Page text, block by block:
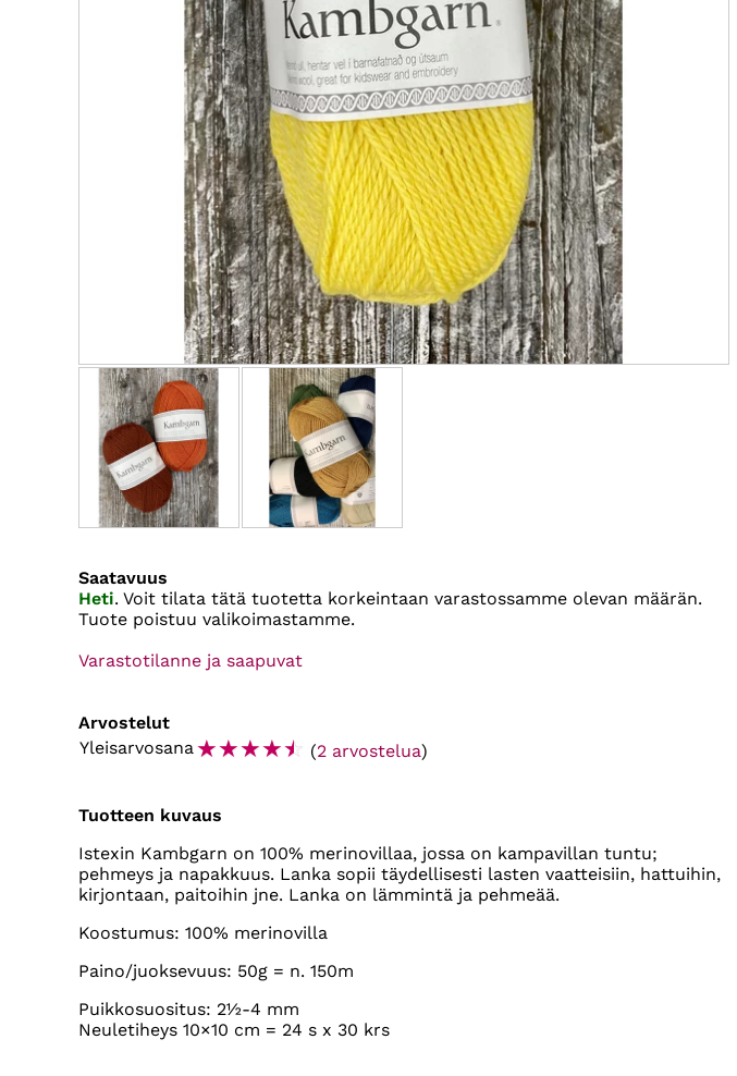
Saatavuus
Heti. Voit tilata tätä tuotetta korkeintaan varastossamme olevan määrän.
Tuote poistuu valikoimastamme.
Varastotilanne ja saapuvat
Arvostelut
Yleisarvosana☆☆☆☆☆ (2 arvostelua)
Tuotteen kuvaus
Istexin Kambgarn on 100% merinovillaa, jossa on kampavillan tuntu;
pehmeys ja napakkuus. Lanka sopii täydellisesti lasten vaatteisiin, hattuihin,
kirjontaan, paitoihin jne. Lanka on lämmintä ja pehmeää.
Koostumus: 100% merinovilla
Paino/juoksevuus: 50g = n. 150m
Puikkosuositus: 2½-4 mm
Neuletiheys 10×10 cm = 24 s x 30 krs